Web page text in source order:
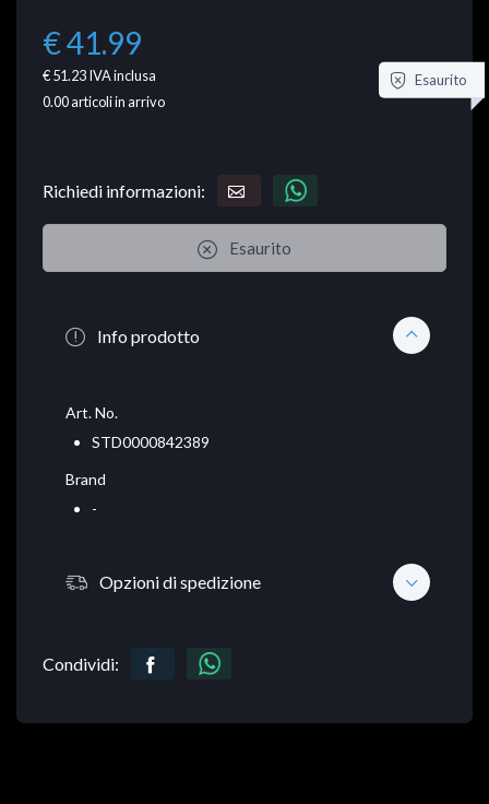
€ 41.99
€ 51.23IVA inclusa
0.00articoli in arrivo
Esaurito
Richiedi informazioni:
Esaurito
Info prodotto
Art. No.
STD0000842389
Brand
-
Opzioni di spedizione
Condividi: